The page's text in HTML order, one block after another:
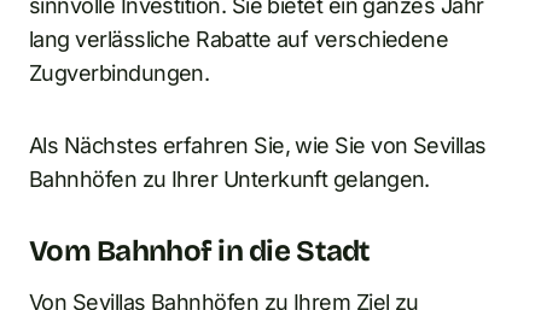
lang verlässliche Rabatte auf verschiedene
Zugverbindungen.
Als Nächstes erfahren Sie, wie Sie von Sevillas
Bahnhöfen zu Ihrer Unterkunft gelangen.
Vom Bahnhof in die Stadt
Von Sevillas Bahnhöfen zu Ihrem Ziel zu